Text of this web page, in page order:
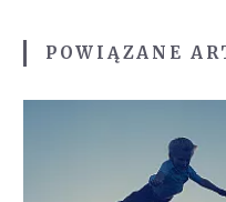
POWIĄZANE